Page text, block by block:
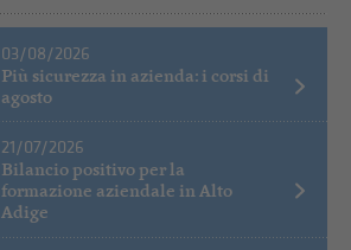
03/08/2026
Più sicurezza in azienda: i corsi di
agosto
21/07/2026
Bilancio positivo per la
formazione aziendale in Alto
Adige